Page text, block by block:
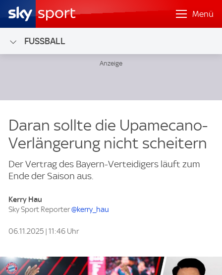
Menü
FUSSBALL
Daran sollte die Upamecano-
Verlängerung nicht scheitern
Der Vertrag des Bayern-Verteidigers läuft zum
Ende der Saison aus.
Kerry Hau
Sky Sport Reporter@kerry_hau
06.11.2025 | 11:46 Uhr